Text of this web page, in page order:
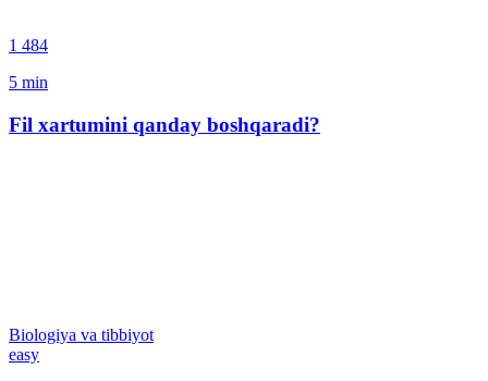
1 484
5 min
Fil xartumini qanday boshqaradi?
Biologiya va tibbiyot
easy